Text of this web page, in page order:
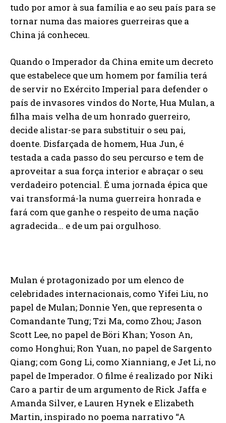
tudo por amor à sua família e ao seu país para se
tornar numa das maiores guerreiras que a
China já conheceu.
Quando o Imperador da China emite um decreto
que estabelece que um homem por família terá
de servir no Exército Imperial para defender o
país de invasores vindos do Norte, Hua Mulan, a
filha mais velha de um honrado guerreiro,
decide alistar-se para substituir o seu pai,
doente. Disfarçada de homem, Hua Jun, é
testada a cada passo do seu percurso e tem de
aproveitar a sua força interior e abraçar o seu
verdadeiro potencial. É uma jornada épica que
vai transformá-la numa guerreira honrada e
fará com que ganhe o respeito de uma nação
agradecida… e de um pai orgulhoso.
Mulan é protagonizado por um elenco de
celebridades internacionais, como Yifei Liu, no
papel de Mulan; Donnie Yen, que representa o
Comandante Tung; Tzi Ma, como Zhou; Jason
Scott Lee, no papel de Böri Khan; Yoson An,
como Honghui; Ron Yuan, no papel de Sargento
Qiang; com Gong Li, como Xianniang, e Jet Li, no
papel de Imperador. O filme é realizado por Niki
Caro a partir de um argumento de Rick Jaffa e
Amanda Silver, e Lauren Hynek e Elizabeth
Martin, inspirado no poema narrativo “A